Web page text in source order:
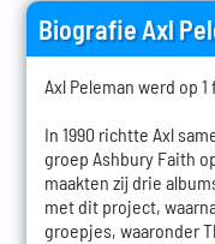
Biografie Axl
Axl Peleman werd op
In 1990 richtte Axl
groep Ashbury Faith
maakten zij drie
met dit project,
groepjes, waaronder